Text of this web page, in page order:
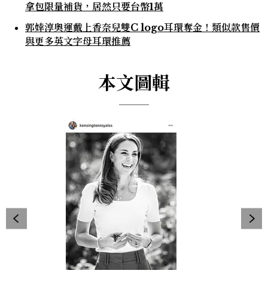
拿包限量補貨，居然只要台幣1萬
郭婞淳奧運戴上香奈兒雙C logo耳環奪金！類似款售價
與更多英文字母耳環推薦
本文圖輯